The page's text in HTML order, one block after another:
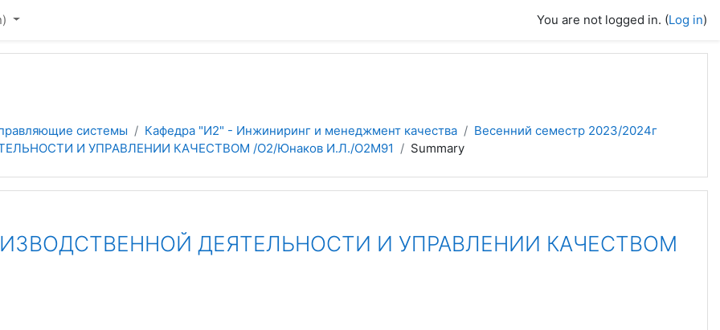
You are not logged in. (Log in)
системы Кафедра "И2" - Инжиниринг и менеджмент качества
Весенний семестр 2023/2024г
И УПРАВЛЕНИИ КАЧЕСТВОМ /О2/Юнаков И.Л./О2М91
Summary
ДЕЯТЕЛЬНОСТИ И УПРАВЛЕНИИ КАЧЕСТВОМ